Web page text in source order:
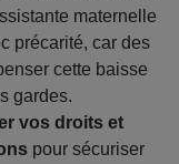
maternelle
précarité, car des
cette baisse
gardes.
vos droits et
pour sécuriser